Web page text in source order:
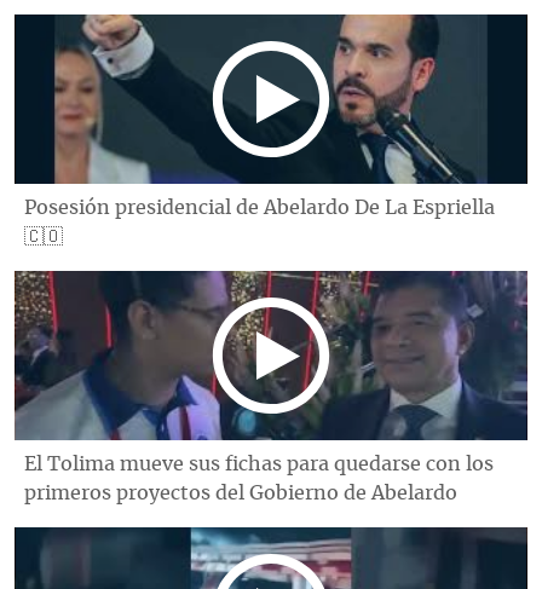
Posesión presidencial de Abelardo De La Espriella
🇨🇴
El Tolima mueve sus fichas para quedarse con los
primeros proyectos del Gobierno de Abelardo